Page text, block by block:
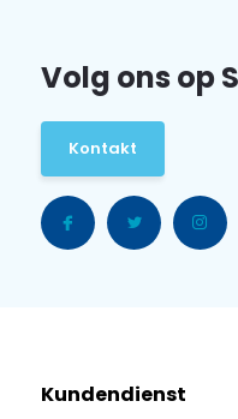
Volg ons op
Kontakt
Kundendienst